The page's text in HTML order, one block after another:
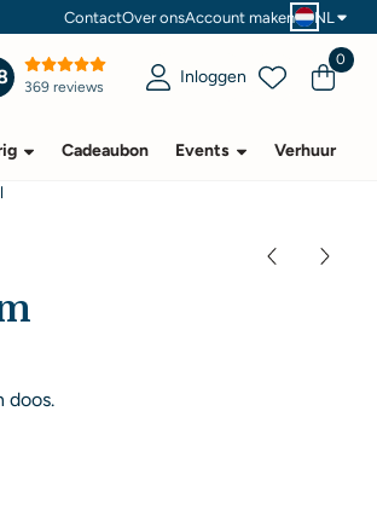
ContactOver onsAccount maken NL
369 reviews Inloggen
0
Cadeaubon Events Verhuur
doos.